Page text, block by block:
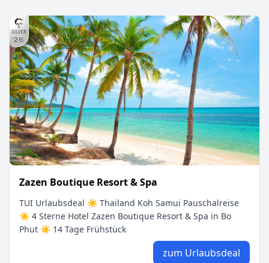
Zazen Boutique Resort & Spa
TUI Urlaubsdeal ☀ Thailand Koh Samui Pauschalreise
☀ 4 Sterne Hotel Zazen Boutique Resort & Spa in Bo
Phut ☀ 14 Tage Frühstück
zum Urlaubsdeal